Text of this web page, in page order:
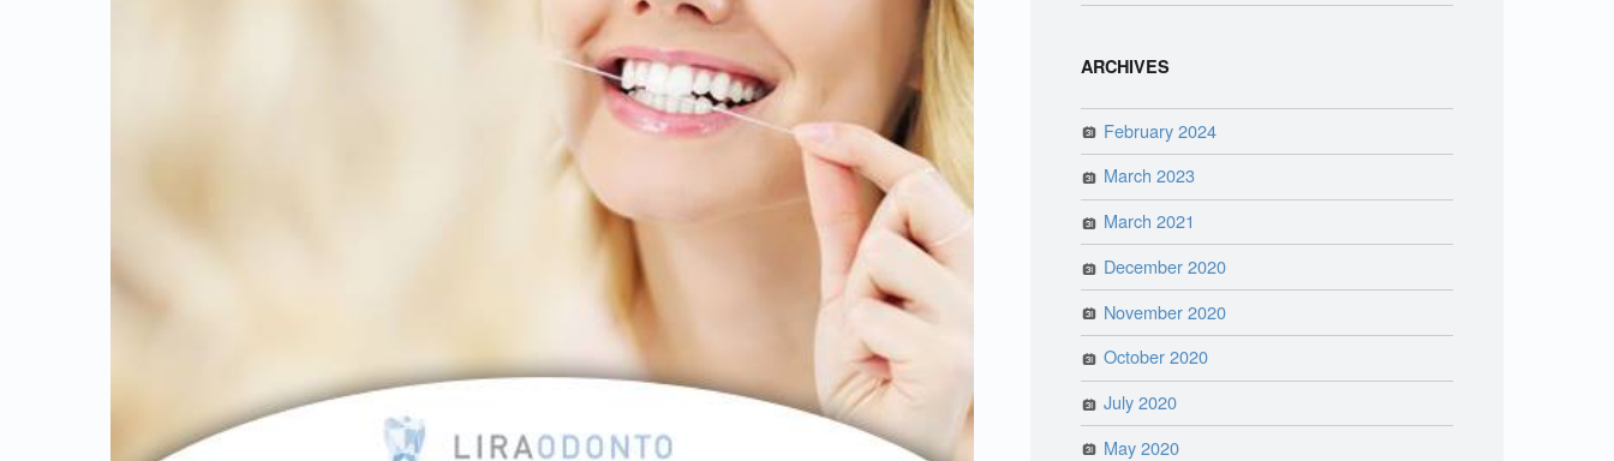
ARCHIVES
February 2024
March 2023
March 2021
December 2020
November 2020
October 2020
July 2020
May 2020